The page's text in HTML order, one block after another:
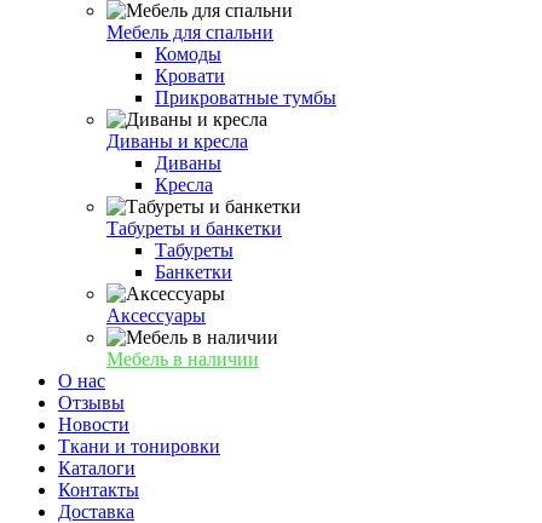
Мебель для спальни
Комоды
Кровати
Прикроватные тумбы
Диваны и кресла
Диваны
Кресла
Табуреты и банкетки
Табуреты
Банкетки
Аксессуары
Мебель в наличии
О нас
Отзывы
Новости
Ткани и тонировки
Каталоги
Контакты
Доставка